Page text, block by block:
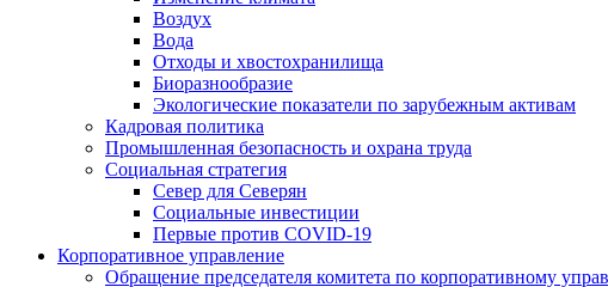
Воздух
Вода
Отходы и хвостохранилища
Биоразнообразие
Экологические показатели по зарубежным активам
Кадровая политика
Промышленная безопасность и охрана труда
Социальная стратегия
Север для Северян
Социальные инвестиции
Первые против COVID‑19
Корпоративное управление
Обращение председателя комитета по корпоративному